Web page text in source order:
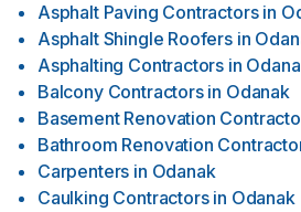
Asphalt Paving Contractors in
Asphalt Shingle Roofers in
Asphalting Contractors in
Balcony Contractors in Odanak
Basement Renovation
Bathroom Renovation
Carpenters in Odanak
Caulking Contractors in Odanak